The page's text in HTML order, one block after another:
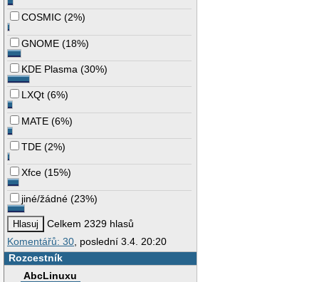
COSMIC (2%)
GNOME (18%)
KDE Plasma (30%)
LXQt (6%)
MATE (6%)
TDE (2%)
Xfce (15%)
jiné/žádné (23%)
Celkem 2329 hlasů
Komentářů: 30, poslední 3.4. 20:20
Rozcestník
AbcLinuxu